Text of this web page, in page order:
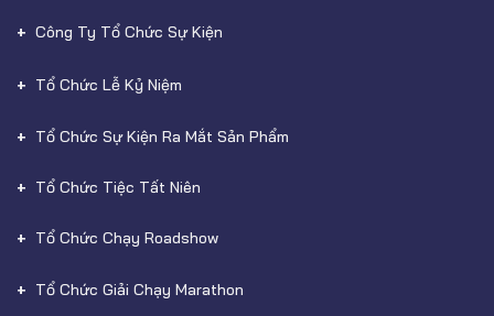
Công Ty Tổ Chức Sự Kiện
Tổ Chức Lễ Kỷ Niệm
Tổ Chức Sự Kiện Ra Mắt Sản Phẩm
Tổ Chức Tiệc Tất Niên
Tổ Chức Chạy Roadshow
Tổ Chức Giải Chạy Marathon